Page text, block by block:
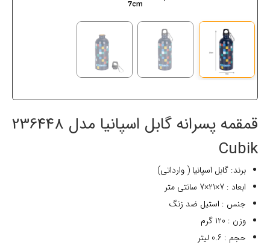
قمقمه پسرانه گابل اسپانیا مدل 236448
Cubik
برند: گابل اسپانیا ( وارداتی)
ابعاد : 7×21×7 سانتی متر
جنس : استیل ضد زنگ
وزن : 120 گرم
حجم : 0.6 لیتر